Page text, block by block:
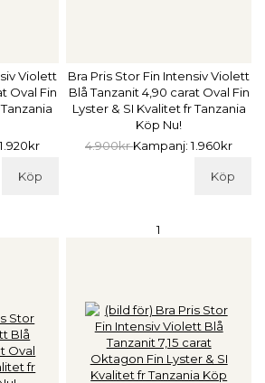
Violett
Oval Fin
Köp
Bra Pris Stor Fin Intensiv Violett
Blå Tanzanit 4,90 carat Oval Fin
Lyster & SI Kvalitet fr Tanzania
Köp Nu!
4.900krKampanj: 1.960kr
Köp
1